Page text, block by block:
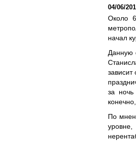
04/06/
Около
начал
Данную
зависит
за
По